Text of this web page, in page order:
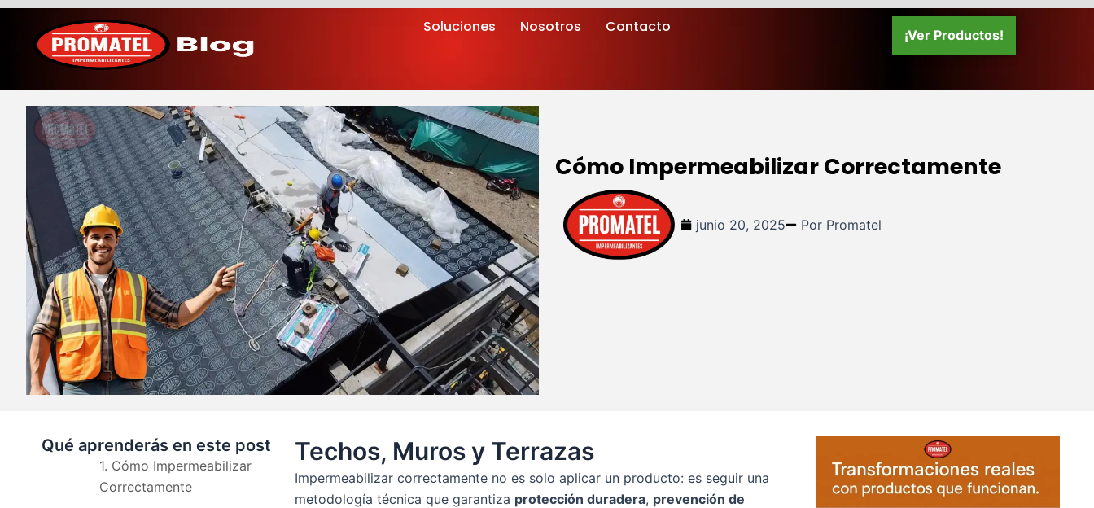
Soluciones Nosotros Contacto ¡Ver Productos!
Cómo Impermeabilizar Correctamente
junio 20, 2025 Por Promatel
Qué aprenderás en este post
1. Cómo Impermeabilizar
Correctamente
Techos, Muros y Terrazas
Impermeabilizar correctamente no es solo aplicar un producto: es seguir una
metodología técnica que garantiza protección duradera, prevención de